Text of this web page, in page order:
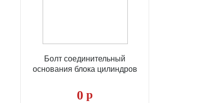
Болт соединительный
основания блока цилиндров
0 р